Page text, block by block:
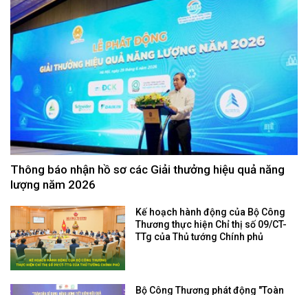
Thông báo nhận hồ sơ các Giải thưởng hiệu quả năng
lượng năm 2026
Kế hoạch hành động của Bộ Công
Thương thực hiện Chỉ thị số 09/CT-
TTg của Thủ tướng Chính phủ
Bộ Công Thương phát động "Toàn